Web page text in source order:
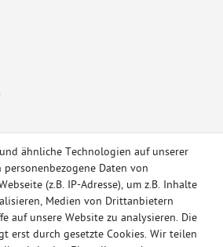
ähnliche Technologien auf unserer
Daten von
(z.B. IP-Adresse), um z.B. Inhalte
Medien von Drittanbietern
auf unsere Website zu analysieren. Die
erst durch gesetzte Cookies. Wir teilen